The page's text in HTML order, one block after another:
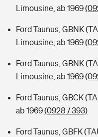
Limousine, ab 1969
Ford Taunus, GBNK
Limousine, ab 1969
Ford Taunus, GBNK
Limousine, ab 1969
Ford Taunus, GBCK
ab 1969(0928 / 393)
Ford Taunus, GBFK